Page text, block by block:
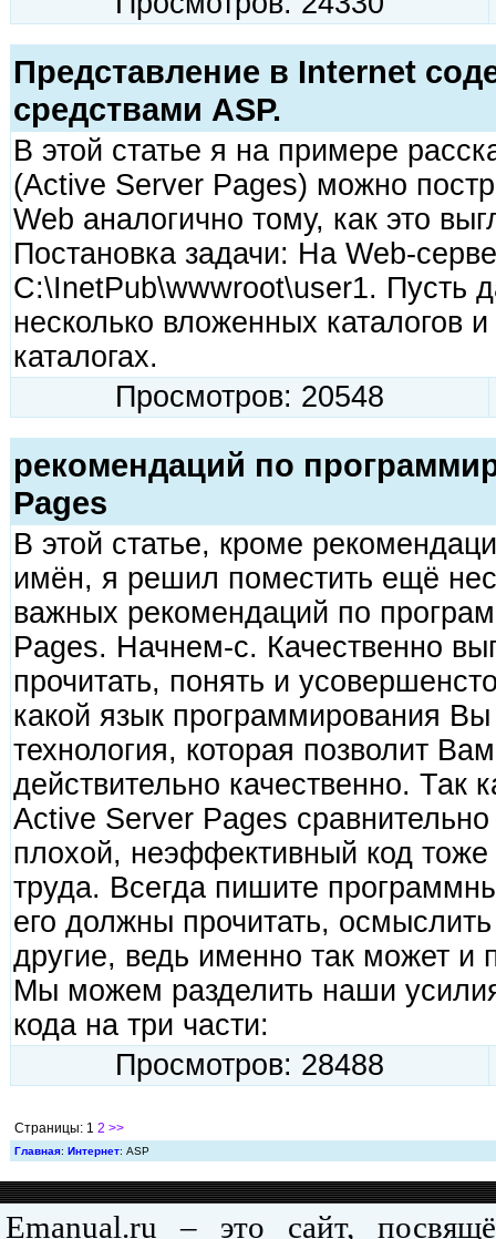
Представление в Internet
средствами ASP.
В этой статье я на примере
(Active Server Pages) можно
Web аналогично тому, как это
Постановка задачи: На Web-
C:\InetPub\wwwroot\user1. Пусть
несколько вложенных каталогов
каталогах.
Просмотров: 20548
рекомендаций по
Pages
В этой статье, кроме
имён, я решил поместить ещё
важных рекомендаций по
Pages. Начнем-с. Качественно
прочитать, понять и
какой язык программирования Вы
технология, которая позволит
действительно качественно. Так
Active Server Pages сравнительно
плохой, неэффективный код тоже
труда. Всегда пишите
его должны прочитать,
другие, ведь именно так может и
Мы можем разделить наши
кода на три части:
Просмотров: 28488
Страницы: 1 2 >>
Главная: Интернет: ASP
Emanual.ru – это сайт,